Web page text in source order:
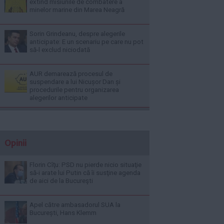
extind misiunile de combatere a
minelor marine din Marea Neagră
Sorin Grindeanu, despre alegerile
anticipate: E un scenariu pe care nu pot
să-l exclud niciodată
AUR demarează procesul de
suspendare a lui Nicușor Dan și
procedurile pentru organizarea
alegerilor anticipate
Opinii
Florin Cîţu: PSD nu pierde nicio situaţie
să-i arate lui Putin că îi susţine agenda
de aici de la Bucureşti
Apel către ambasadorul SUA la
București, Hans Klemm